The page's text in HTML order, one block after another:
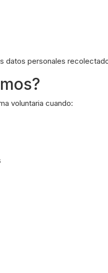
datos personales
voluntaria cuando: